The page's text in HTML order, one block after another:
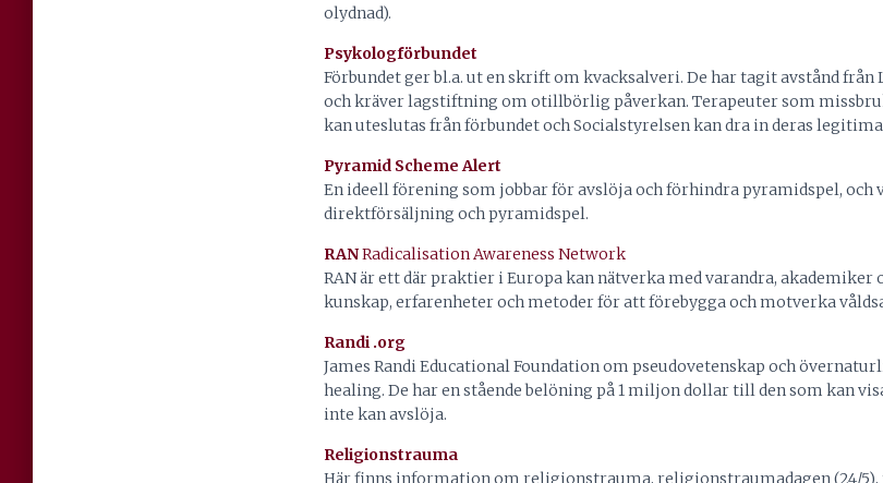
olydnad).
Psykologförbundet
Förbundet ger bl.a. ut en skrift om kvacksalveri. De har tagit avstånd
och kräver lagstiftning om otillbörlig påverkan. Terapeuter som
kan uteslutas från förbundet och Socialstyrelsen kan dra in deras
Pyramid Scheme Alert
En ideell förening som jobbar för avslöja och förhindra pyramidspel, och
direktförsäljning och pyramidspel.
RANRadicalisation Awareness Network
RAN är ett där praktier i Europa kan nätverka med varandra,
kunskap, erfarenheter och metoder för att förebygga och motverka
Randi .org
James Randi Educational Foundation om pseudovetenskap och
healing. De har en stående belöning på 1 miljon dollar till den som kan
inte kan avslöja.
Religionstrauma
Här finns information om religionstrauma, religionstraumadagen (24/5),